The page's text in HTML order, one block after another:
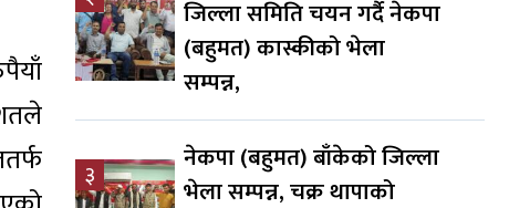
जिल्ला समिति चयन गर्दै नेकपा
(बहुमत) कास्कीको भेला
सम्पन्न,
३
नेकपा (बहुमत) बाँकेको जिल्ला
भेला सम्पन्न, चक्र थापाको